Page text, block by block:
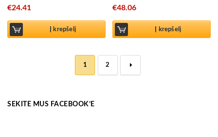
€24.41
Į krepšelį
€48.06
Į krepšelį
1 2 →
SEKITE MUS FACEBOOK’E